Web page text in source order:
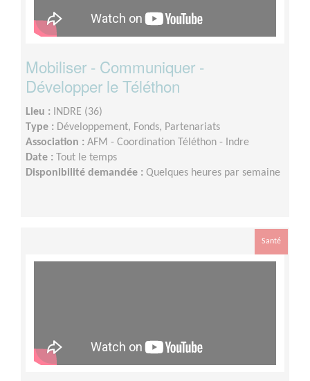
Mobiliser - Communiquer -
Développer le Téléthon
Lieu :
INDRE (36)
Type : Développement, Fonds, Partenariats
Association : AFM - Coordination Téléthon - Indre
Date :
Tout le temps
Disponibilité demandée : Quelques heures par semaine
Santé